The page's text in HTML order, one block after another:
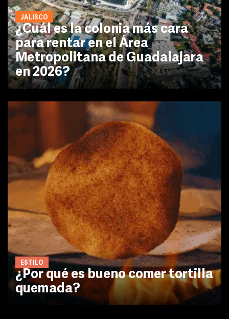
JALISCO
¿Cuál es la colonia más cara
para rentar en el Área
Metropolitana de Guadalajara
en 2026?
ESTILO
¿Por qué es bueno comer tortilla
quemada?